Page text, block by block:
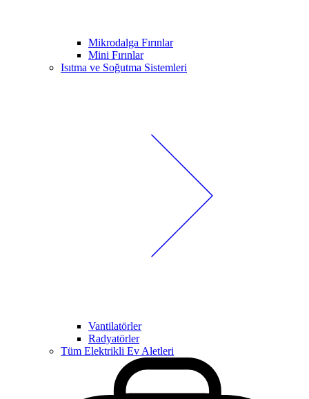
Mikrodalga Fırınlar
Mini Fırınlar
Isıtma ve Soğutma Sistemleri
Vantilatörler
Radyatörler
Tüm Elektrikli Ev Aletleri